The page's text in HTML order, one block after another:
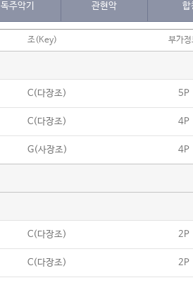
독주악기 관현악 합
조(Key) 부가
C(다장조) 5P
C(다장조) 4P
G(사장조) 4P
C(다장조) 2P
C(다장조) 2P